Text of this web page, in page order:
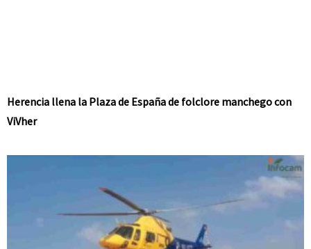
Herencia llena la Plaza de España de folclore manchego con
ViVher